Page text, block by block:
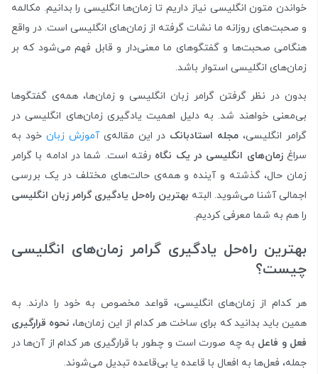
خواندن متون انگلیسی نیاز داریم تا زمان‌ها انگلیسی را بدانیم. مکالمه
و صحبت‌های روزانه ما نشات گرفته از زمان‌های انگلیسی است. در واقع
هنگامی صحبت‌ها و گفتگوهای ما معنی‌دار و قابل فهم می‌شود که بر
زمان‌های انگلیسی استوار باشد.
بدون در نظر گرفتن گرامر زبان انگلیسی و زمان‌ها، همه‌ی گفتگوها
بی‌معنی خواهند شد. به دلیل اهمیت یادگیری زمان‌های انگلیسی در
گرامر انگلیسی، مجله استادبانک در این مقاله‌یآموزش زبان خود به
سراغزمان‌های انگلیسی در یک نگاه رفته است. شما در ادامه با گرامر
زمان حال، گذشته و آینده و همه‌ی حالت‌های مختلف در یک بررسی
اجمالی آشنا می‌شوید. البته بهترین راه‌حل یادگیری گرامر زبان انگلیسی
را هم به شما معرفی کردیم.
بهترین راه‌حل یادگیری گرامر زمان‌های انگلیسی
چیست؟
هر کدام از زمان‌های انگلیسی، قواعد مخصوص به خود را دارند. به
همین باید بدانید که برای ساخت هر کدام از این زمان‌ها، نحوه قرارگیری
فعل و فاعل به چه صورت است و چطور با قرار‌گیری هر کدام از آن‌ها در
جمله، فعل‌ها به افعال با قاعده یا بی‌قاعده تبدیل می‌شوند.